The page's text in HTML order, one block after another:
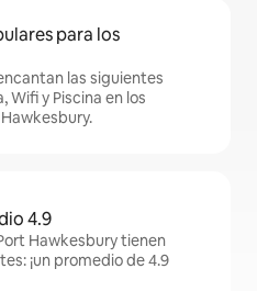
para los
las siguientes
Wifi y Piscina en los
4.9
Hawkesbury tienen
¡un promedio de 4.9